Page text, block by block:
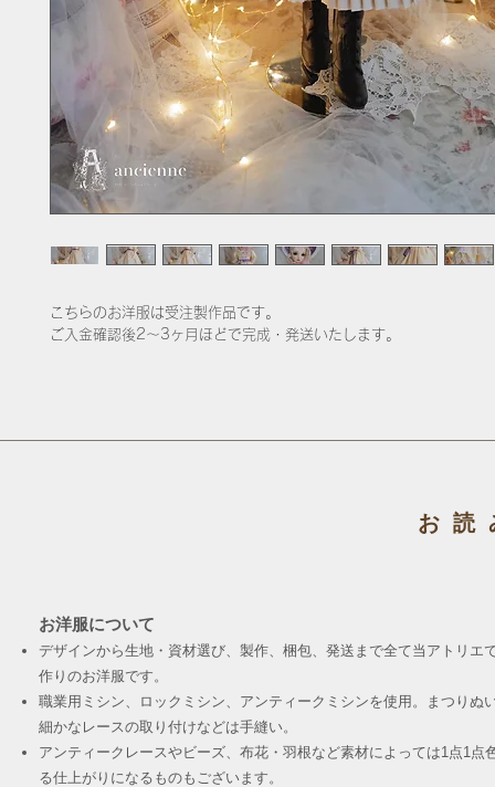
こちらのお洋服は受注製作品です。
ご入金確認後2〜3ヶ月ほどで完成・発送いたします。
お読
お洋服について
デザインから生地・資材選び、製作、梱包、発送まで全て当アトリエ
作りのお洋服です。
職業用ミシン、ロックミシン、アンティークミシンを使用。まつりぬ
細かなレースの取り付けなどは手縫い。
アンティークレースやビーズ、布花・羽根など素材によっては1点1点
る仕上がりになるものもございます。